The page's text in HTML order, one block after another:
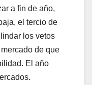
a fin de año,
el tercio de
los vetos
de que
El año